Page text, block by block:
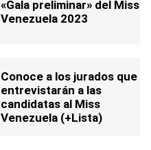
«Gala preliminar» del Miss
Venezuela 2023
Conoce a los jurados que
entrevistarán a las
candidatas al Miss
Venezuela (+Lista)